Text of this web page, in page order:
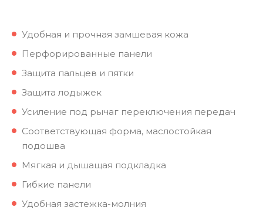
Удобная и прочная замшевая кожа
Перфорированные панели
Защита пальцев и пятки
Защита лодыжек
Усиление под рычаг переключения передач
Соответствующая форма, маслостойкая
подошва
Мягкая и дышащая подкладка
Гибкие панели
Удобная застежка-молния